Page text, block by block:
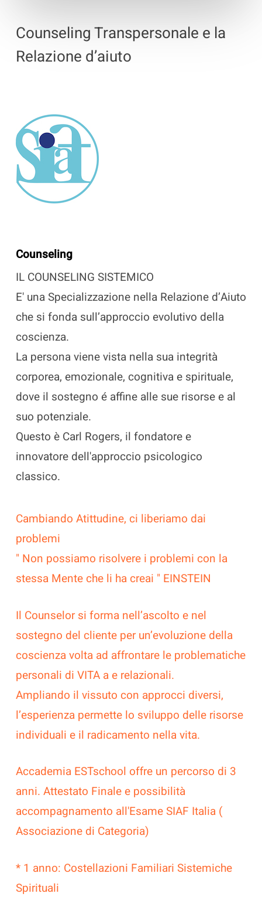
Counseling Transpersonale e la
Relazione d’aiuto
Counseling
IL COUNSELING SISTEMICO
E' una Specializzazione nella Relazione d’Aiuto
che si fonda sull’approccio evolutivo della
coscienza.
La persona viene vista nella sua integrità
corporea, emozionale, cognitiva e spirituale,
dove il sostegno é affine alle sue risorse e al
suo potenziale.
Questo è Carl Rogers, il fondatore e
innovatore dell'approccio psicologico
classico.
Cambiando Atittudine, ci liberiamo dai
problemi
" Non possiamo risolvere i problemi con la
stessa Mente che li ha creai " EINSTEIN
Il Counselor si forma nell’ascolto e nel
sostegno del cliente per un’evoluzione della
coscienza volta ad affrontare le problematiche
personali di VITA a e relazionali.
Ampliando il vissuto con approcci diversi,
l’esperienza permette lo sviluppo delle risorse
individuali e il radicamento nella vita.
Accademia ESTschool offre un percorso di 3
anni. Attestato Finale e possibilità
accompagnamento all'Esame SIAF Italia (
Associazione di Categoria)
* 1 anno: Costellazioni Familiari Sistemiche
Spirituali